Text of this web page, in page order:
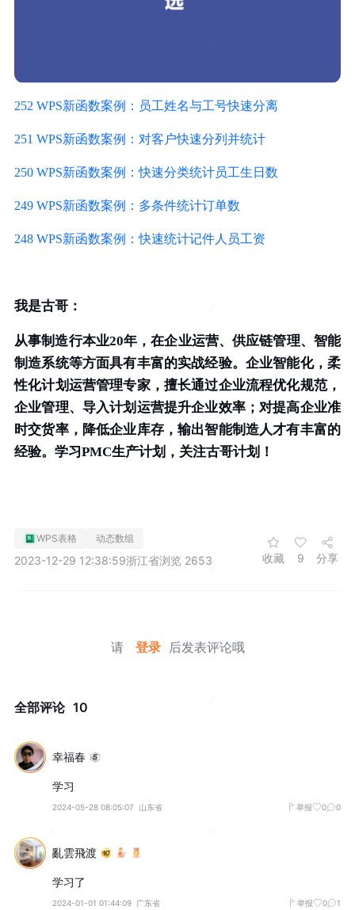
252 WPS新函数案例：员工姓名与工号快速分离
251 WPS新函数案例：对客户快速分列并统计
250 WPS新函数案例：快速分类统计员工生日数
249 WPS新函数案例：多条件统计订单数
248 WPS新函数案例：快速统计记件人员工资
我是古哥：
从事制造行本业20年，在企业运营、供应链管理、智能
制造系统等方面具有丰富的实战经验。企业智能化，柔
性化计划运营管理专家，擅长通过企业流程优化规范，
企业管理、导入计划运营提升企业效率；对提高企业准
时交货率，降低企业库存，输出智能制造人才有丰富的
经验。学习PMC生产计划，关注古哥计划！
WPS表格 动态数组
2023-12-29 12:38:59浙江省浏览 2653 收藏 9 分享
请 登录 后发表评论哦
全部评论 10
幸福春
学习
2024-05-28 08:05:07 山东省 举报 0 0
亂雲飛渡
学习了
2024-01-01 01:44:09 广东省 举报 0 1